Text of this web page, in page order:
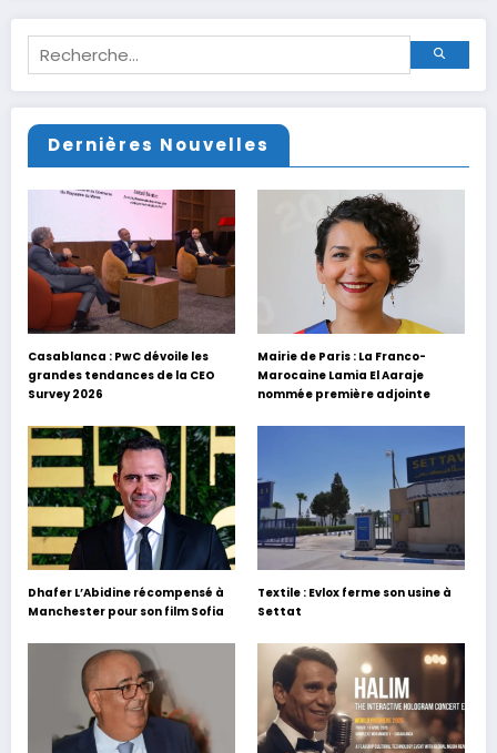
Dernières Nouvelles
Casablanca : PwC dévoile les
grandes tendances de la CEO
Survey 2026
Mairie de Paris : La Franco-
Marocaine Lamia El Aaraje
nommée première adjointe
Dhafer L’Abidine récompensé à
Manchester pour son film Sofia
Textile : Evlox ferme son usine à
Settat